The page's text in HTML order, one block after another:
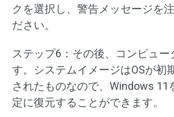
クを選択し、警告メッセージを
ださい。
ステップ6：その後、コンピュー
す。システムイメージはOSが初
されたものなので、Windows 11
定に復元することができます。